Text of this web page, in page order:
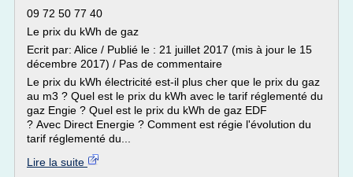
09 72 50 77 40
Le prix du kWh de gaz
Ecrit par: Alice / Publié le : 21 juillet 2017 (mis à jour le 15
décembre 2017) / Pas de commentaire
Le prix du kWh électricité est-il plus cher que le prix du gaz
au m3 ? Quel est le prix du kWh avec le tarif réglementé du
gaz Engie ? Quel est le prix du kWh de gaz EDF
? Avec Direct Energie ? Comment est régie l'évolution du
tarif réglementé du...
Lire la suite